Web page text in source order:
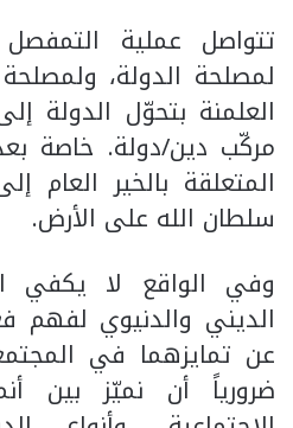
تتواصل عملية
لمصلحة الدولة،
العلمنة بتحوّل الدولة
مركّب دين/دولة. خاصة
المتعلقة بالخير العام
سلطان الله على الأرض.
وفي الواقع لا يكفي
الديني والدنيوي لفهم
عن تمايزهما في
ضرورياً أن نميّز بين